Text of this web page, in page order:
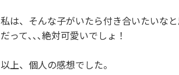
私は、そんな子がいたら付き合いたいな
だって､､､絶対可愛いでしょ！
以上、個人の感想でした。